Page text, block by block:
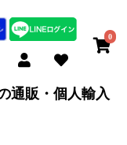
0
通販・個人輸入